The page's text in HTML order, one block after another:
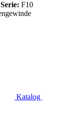
Serie: F10
Katalog